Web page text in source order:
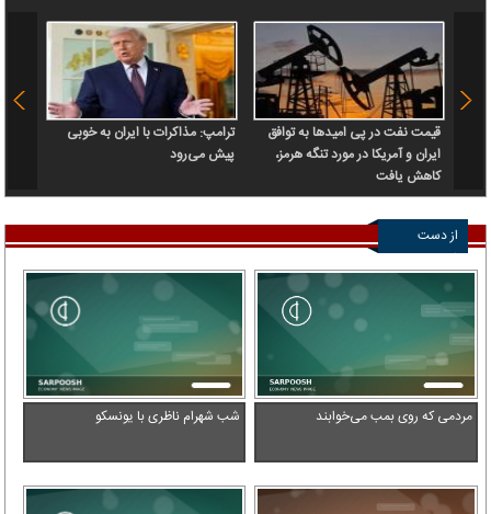
قیمت نفت در پی امیدها به توافق
ایران و آمریکا در مورد تنگه هرمز،
کاهش یافت
ترامپ: مذاکرات با ایران به خوبی
پیش می‌رود
از دست
ندهید
مردمی که روی بمب می‌خوابند شب شهرام ناظری با یونسکو